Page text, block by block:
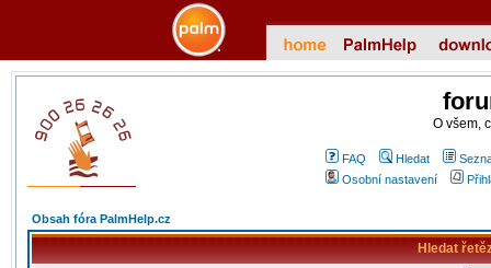
O všem,
FAQ Hledat
Osobní nastavení
Obsah fóra PalmHelp.cz
Hledat